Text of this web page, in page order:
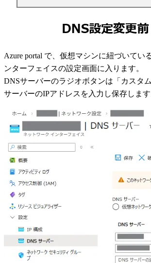
Azure portal で、仮想マシンに紐づいてい
ンターフェイスの設定画面に入ります。
DNSサーバーのラジオボタンは「カスタ
サーバーのIPアドレスを入力し保存します